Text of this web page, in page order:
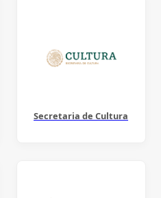
Secretaria de Cultura